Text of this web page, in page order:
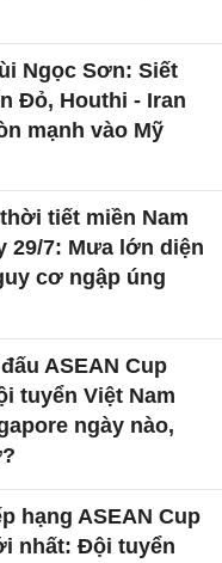
Ngọc Sơn: Siết
Đỏ, Houthi - Iran
mạnh vào Mỹ
tiết miền Nam
29/7: Mưa lớn diện
cơ ngập úng
ASEAN Cup
tuyển Việt Nam
ngày nào,
hạng ASEAN Cup
nhất: Đội tuyển